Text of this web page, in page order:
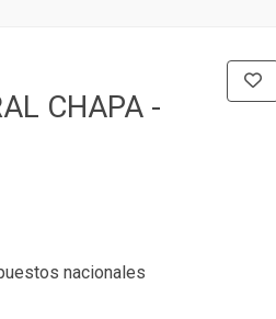
CHAPA -
nacionales